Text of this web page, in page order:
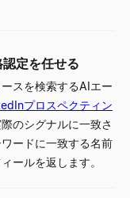
定を任せる
スを検索するAIエー
プロスペクティン
のシグナルに一致さ
ードに一致する名前
ールを返します。